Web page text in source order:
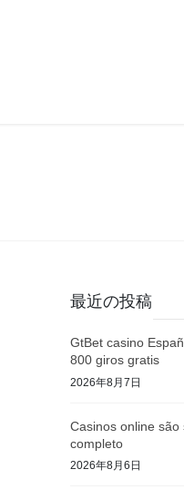
最近の投稿
GtBet casino
800 giros gratis
2026年8月7日
Casinos online
completo
2026年8月6日